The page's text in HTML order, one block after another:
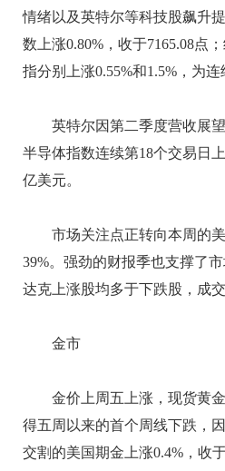
情绪以及英特尔等科技股飙升
数上涨0.80%，收于7165.08点
指分别上涨0.55%和1.5%，为
英特尔因第二季度营收展望
半导体指数连续第18个交易日
亿美元。
市场关注点正转向本周的美
39%。强劲的财报季也支撑了
达克上涨股均多于下跌股，成
金市
金价上周五上涨，现货黄金
得五周以来的首个周线下跌，
交割的美国期金上涨0.4%，收